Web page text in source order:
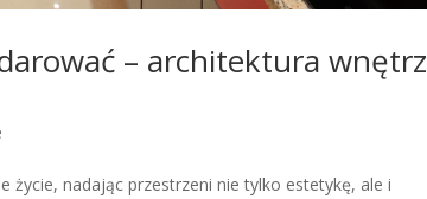
– architektura wnętrz
nadając przestrzeni nie tylko estetykę, ale i